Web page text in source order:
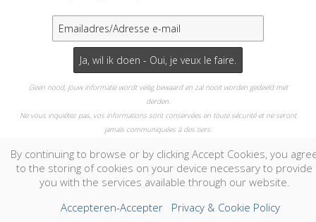
Geen nood, jouw informatie wordt veilig bewaard en zal nooit worden gedeeld met
derden.
Ne vous inquiétez pas, vos informations sont conservées en toute sécurité et ne seront
jamais communiquées à des tiers.
Nee bedankt - Non merci
By continuing to browse or by clicking Accept Cookies, you
to the storing of cookies on your device necessary to provide
you with the services available through our website.
Accepteren-Accepter
Privacy & Cookie Policy